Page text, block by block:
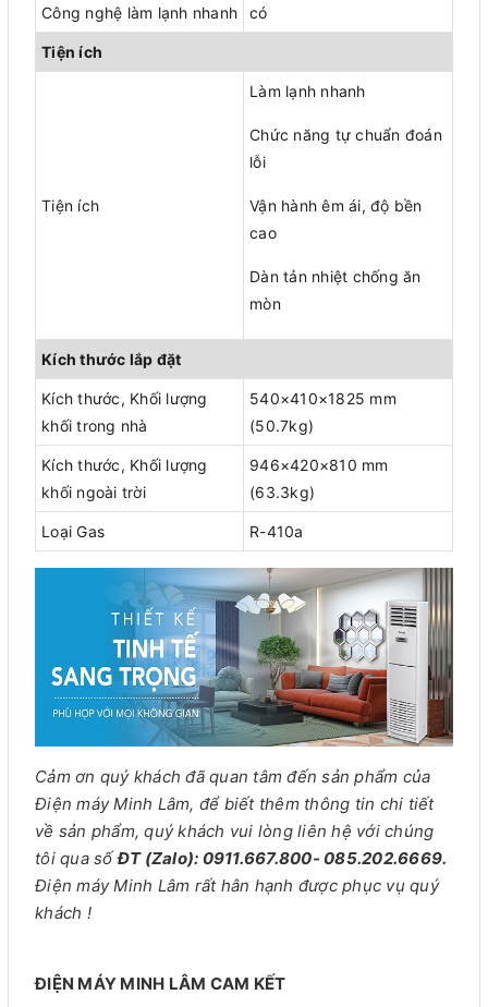
Công nghệ làm lạnh nhanh có
Tiện ích
Tiện ích
Làm lạnh nhanh
Chức năng tự chuẩn đoán
lỗi
Vận hành êm ái, độ bền
cao
Dàn tản nhiệt chống ăn
mòn
Kích thước lắp đặt
Kích thước, Khối lượng
khối trong nhà
540×410×1825 mm
(50.7kg)
Kích thước, Khối lượng
khối ngoài trời
946×420×810 mm
(63.3kg)
Loại Gas R-410a
Cảm ơn quý khách đã quan tâm đến sản phẩm của
Điện máy Minh Lâm, để biết thêm thông tin chi tiết
về sản phẩm, quý khách vui lòng liên hệ với chúng
tôi qua sốĐT (Zalo): 0911.667.800- 085.202.6669.
Điện máy Minh Lâm rất hân hạnh được phục vụ quý
khách !
ĐIỆN MÁY MINH LÂM CAM KẾT